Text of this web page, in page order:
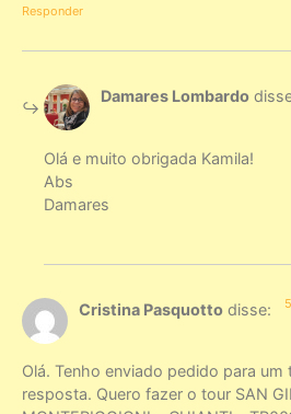
Responder
Damares Lombardo
Olá e muito obrigada Kamila!
Abs
Damares
Cristina Pasquotto disse:
Olá. Tenho enviado pedido para um
resposta. Quero fazer o tour SAN